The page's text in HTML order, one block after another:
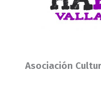
Asociación